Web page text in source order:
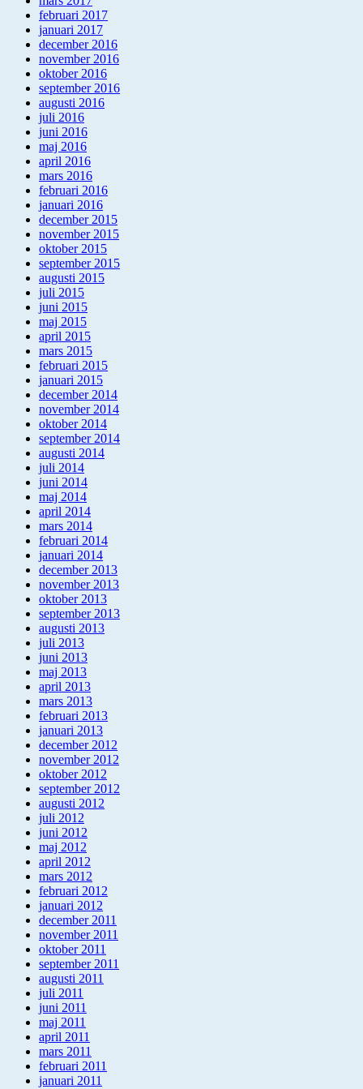
februari 2017
januari 2017
december 2016
november 2016
oktober 2016
september 2016
augusti 2016
juli 2016
juni 2016
maj 2016
april 2016
mars 2016
februari 2016
januari 2016
december 2015
november 2015
oktober 2015
september 2015
augusti 2015
juli 2015
juni 2015
maj 2015
april 2015
mars 2015
februari 2015
januari 2015
december 2014
november 2014
oktober 2014
september 2014
augusti 2014
juli 2014
juni 2014
maj 2014
april 2014
mars 2014
februari 2014
januari 2014
december 2013
november 2013
oktober 2013
september 2013
augusti 2013
juli 2013
juni 2013
maj 2013
april 2013
mars 2013
februari 2013
januari 2013
december 2012
november 2012
oktober 2012
september 2012
augusti 2012
juli 2012
juni 2012
maj 2012
april 2012
mars 2012
februari 2012
januari 2012
december 2011
november 2011
oktober 2011
september 2011
augusti 2011
juli 2011
juni 2011
maj 2011
april 2011
mars 2011
februari 2011
januari 2011